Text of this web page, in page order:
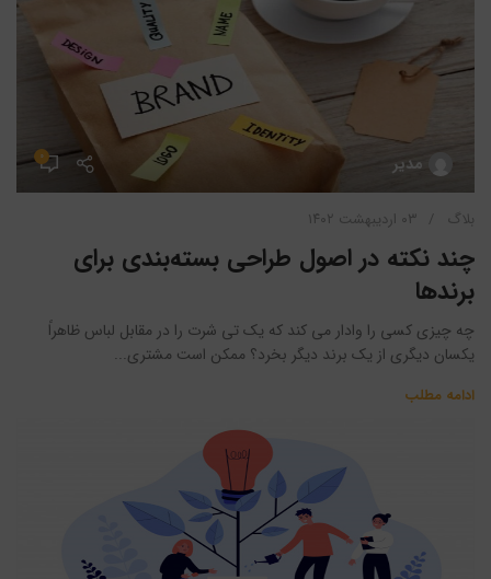
مدیر ۰
بلاگ ۰۳ اردیبهشت ۱۴۰۲
چند نکته در اصول طراحی بسته‌بندی برای
برندها
چه چیزی کسی را وادار می کند که یک تی شرت را در مقابل لباس ظاهراً
یکسان دیگری از یک برند دیگر بخرد؟ ممکن است مشتری...
ادامه مطلب